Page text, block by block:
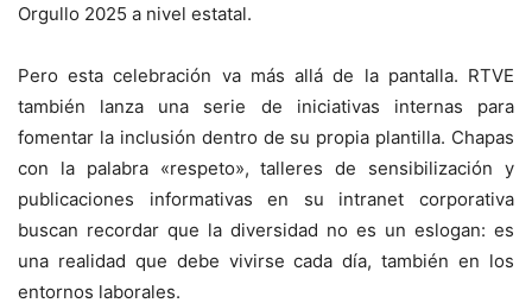
Orgullo 2025 a nivel estatal.
Pero esta celebración va más allá de la pantalla. RTVE
también lanza una serie de iniciativas internas para
fomentar la inclusión dentro de su propia plantilla. Chapas
con la palabra «respeto», talleres de sensibilización y
publicaciones informativas en su intranet corporativa
buscan recordar que la diversidad no es un eslogan: es
una realidad que debe vivirse cada día, también en los
entornos laborales.